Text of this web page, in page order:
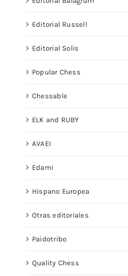
Editorial Russell
Editorial Solis
Popular Chess
Chessable
ELK and RUBY
AVAEI
Edami
Hispano Europea
Otras editoriales
Paidotribo
Quality Chess